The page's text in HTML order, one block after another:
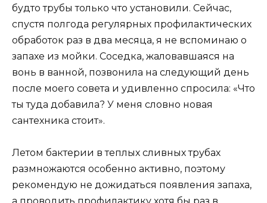
будто трубы только что установили. Сейчас,
спустя полгода регулярных профилактических
обработок раз в два месяца, я не вспоминаю о
запахе из мойки. Соседка, жаловавшаяся на
вонь в ванной, позвонила на следующий день
после моего совета и удивленно спросила: «Что
ты туда добавила? У меня словно новая
сантехника стоит».
Летом бактерии в теплых сливных трубах
размножаются особенно активно, поэтому
рекомендую не дожидаться появления запаха,